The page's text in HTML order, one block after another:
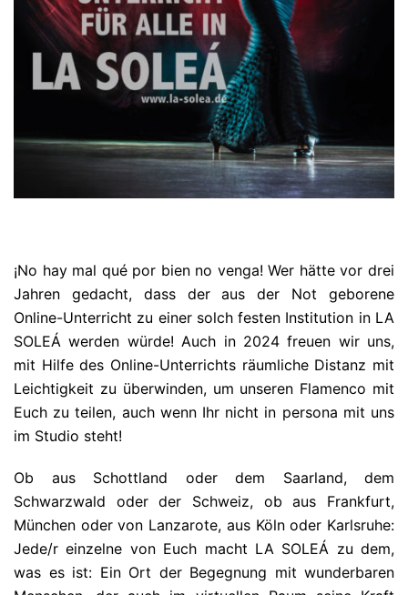
¡No hay mal qué por bien no venga! Wer hätte vor drei
Jahren gedacht, dass der aus der Not geborene
Online-Unterricht zu einer solch festen Institution in LA
SOLEÁ werden würde! Auch in 2024 freuen wir uns,
mit Hilfe des Online-Unterrichts räumliche Distanz mit
Leichtigkeit zu überwinden, um unseren Flamenco mit
Euch zu teilen, auch wenn Ihr nicht in persona mit uns
im Studio steht!
Ob aus Schottland oder dem Saarland, dem
Schwarzwald oder der Schweiz, ob aus Frankfurt,
München oder von Lanzarote, aus Köln oder Karlsruhe:
Jede/r einzelne von Euch macht LA SOLEÁ zu dem,
was es ist: Ein Ort der Begegnung mit wunderbaren